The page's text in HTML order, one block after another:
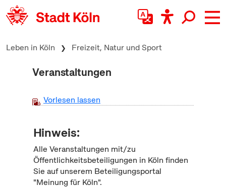
zum Inhalt springen
Leben in Köln Freizeit, Natur und Sport
Veranstaltungen
Vorlesen lassen
Hinweis:
Alle Veranstaltungen mit/zu
Öffentlichkeitsbeteiligungen in Köln finden
Sie auf unserem Beteiligungsportal
"Meinung für Köln".